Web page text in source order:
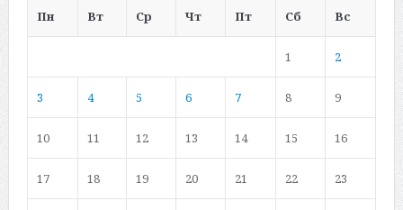
Пн
Вт Ср Чт Пт Сб Вс
1 2
3 4 5 6 7 8 9
10 11 12 13 14 15 16
17 18 19 20 21 22 23